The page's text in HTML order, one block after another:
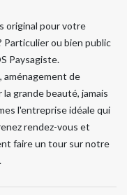
original pour votre
ou bien public
Paysagiste.
aménagement de
grande beauté, jamais
l'entreprise idéale qui
rendez-vous et
faire un tour sur notre